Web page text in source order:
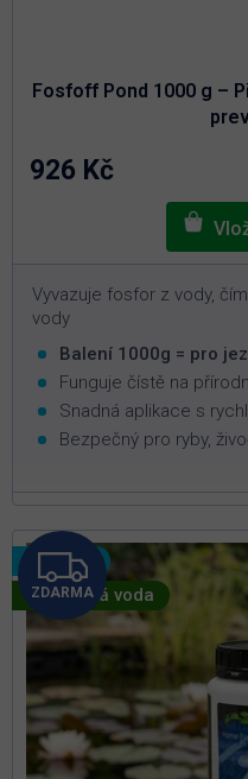
Fosfoff Pond 1000 g –je
4,9
z
5
926 Kč
Vyvazuje fosfor z vody,
vody
Balení 1000g = pro
Funguje čístě na
Snadná aplikace s
Bezpečný pro ryby,
Novinka
🦠 Zelená voda
Z
D
A
R
M
ZDARMA